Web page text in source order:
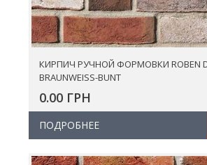
КИРПИЧ РУЧНОЙ ФОРМОВКИ ROBEN
BRAUNWEISS-BUNT
0.00 ГРН
ПОДРОБНЕЕ